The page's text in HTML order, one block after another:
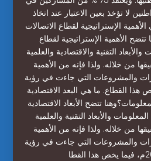
لا تؤخذ بعين الاعتبار عند اتخاذ
الإستراتيجية لقطاع الاتصالات
تتضح الأهمية الإستراتيجية لقطاع
التقنية والاقتصادية والعلمية
من خلاله. ولذا فإنه من الأهمية
والمشروعات التي جاءت في رؤية
فيما يخص هذا القطاع. ما هي البعد الاقتصادية
تتضح الأبعاد الاقتصادية
والأبعاد التقنية والعلمية
من خلاله. ولذا فإنه من الأهمية
والمشروعات التي جاءت في رؤية